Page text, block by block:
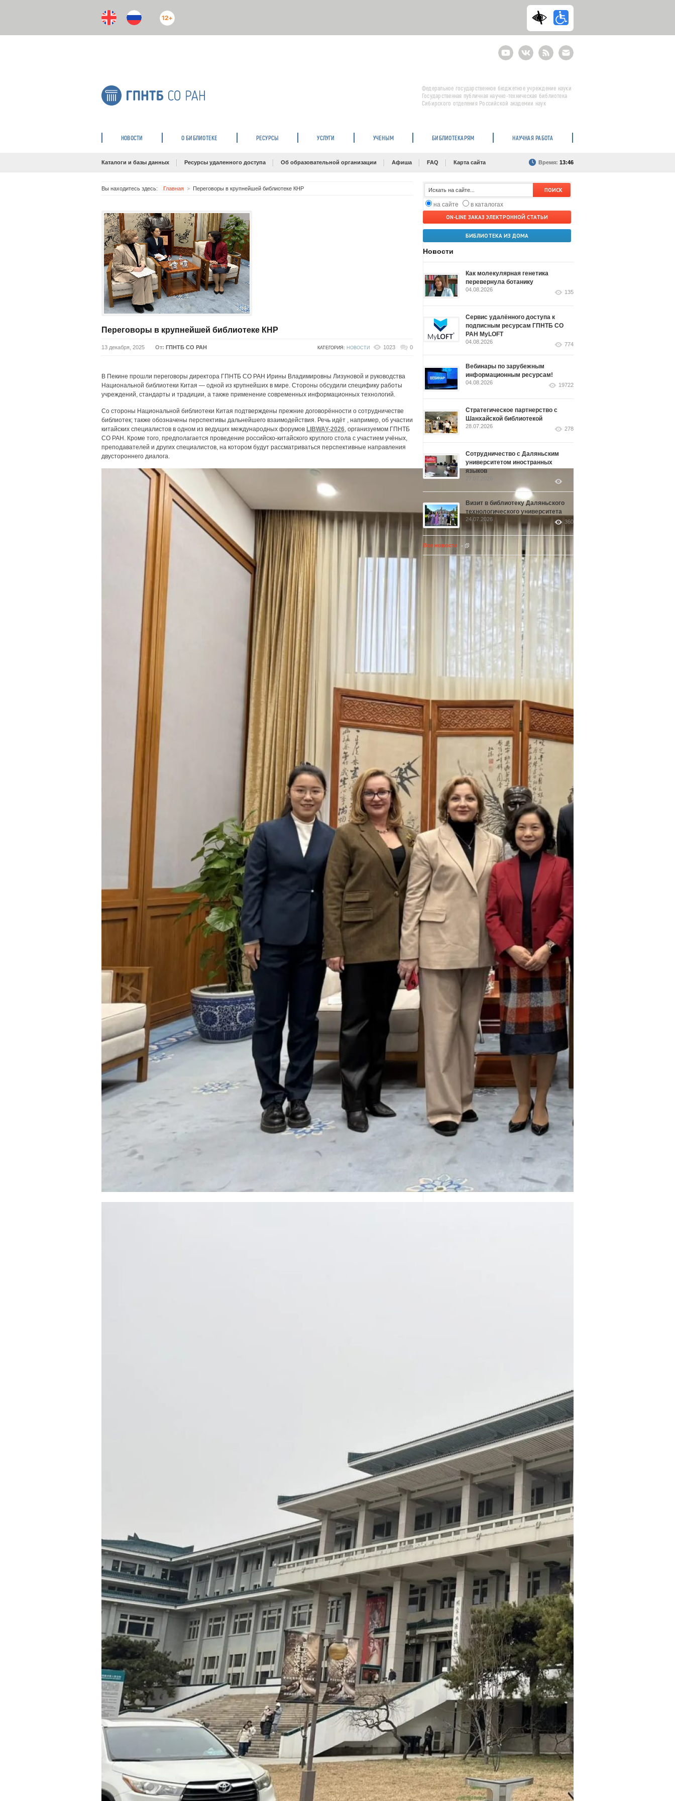
12+
YoutubeВКонтактеRSS
E-
mail
подписка
Федеральное государственное бюджетное учреждение науки
Государственная публичная научно-техническая библиотека
Сибирского отделения Российской академии наук
НОВОСТИ О БИБЛИОТЕКЕ РЕСУРСЫ УСЛУГИ УЧЕНЫМ БИБЛИОТЕКАРЯМ НАУЧНАЯ РАБОТА
Каталоги и базы данных Ресурсы удаленного доступа Об образовательной организации Афиша FAQ Карта сайта Время: 13:46
Вы находитесь здесь: Главная Переговоры в крупнейшей библиотеке КНР
Переговоры в крупнейшей библиотеке КНР
13 декабря, 2025 От: ГПНТБ СО РАН КАТЕГОРИЯ: НОВОСТИ 1023 0
В Пекине прошли переговоры директора ГПНТБ СО РАН Ирины Владимировны Лизуновой и руководства
Национальной библиотеки Китая — одной из крупнейших в мире. Стороны обсудили специфику работы
учреждений, стандарты и традиции, а также применение современных информационных технологий.
Со стороны Национальной библиотеки Китая подтверждены прежние договорённости о сотрудничестве
библиотек; также обозначены перспективы дальнейшего взаимодействия. Речь идёт , например, об участии
китайских специалистов в одном из ведущих международных форумов LIBWAY-2026, организуемом ГПНТБ
СО РАН. Кроме того, предполагается проведение российско-китайского круглого стола с участием учёных,
преподавателей и других специалистов, на котором будут рассматриваться перспективные направления
двустороннего диалога.
на сайте
в каталогах
ON-LINE ЗАКАЗ ЭЛЕКТРОННОЙ СТАТЬИ
БИБЛИОТЕКА ИЗ ДОМА
Новости
Как молекулярная генетика
перевернула ботанику
04.08.2026 135
Сервис удалённого доступа к
подписным ресурсам ГПНТБ СО
РАН MyLOFT
04.08.2026 774
Вебинары по зарубежным
информационным ресурсам!
04.08.2026 19722
Стратегическое партнерство с
Шанхайской библиотекой
28.07.2026 278
Сотрудничество с Даляньским
университетом иностранных
языков
Визит в библиотеку Даляньского
технологического университета
24.07.2026 360
Все новости